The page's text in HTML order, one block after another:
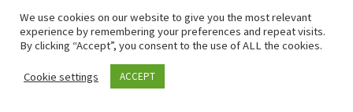
2023. február(4)
2023. január (3)
2022. december
We use cookies on our website to give you the most relevant
experience by remembering your preferences and repeat visits.
By clicking “Accept”, you consent to the use of ALL the cookies.
Cookie settings ACCEPT